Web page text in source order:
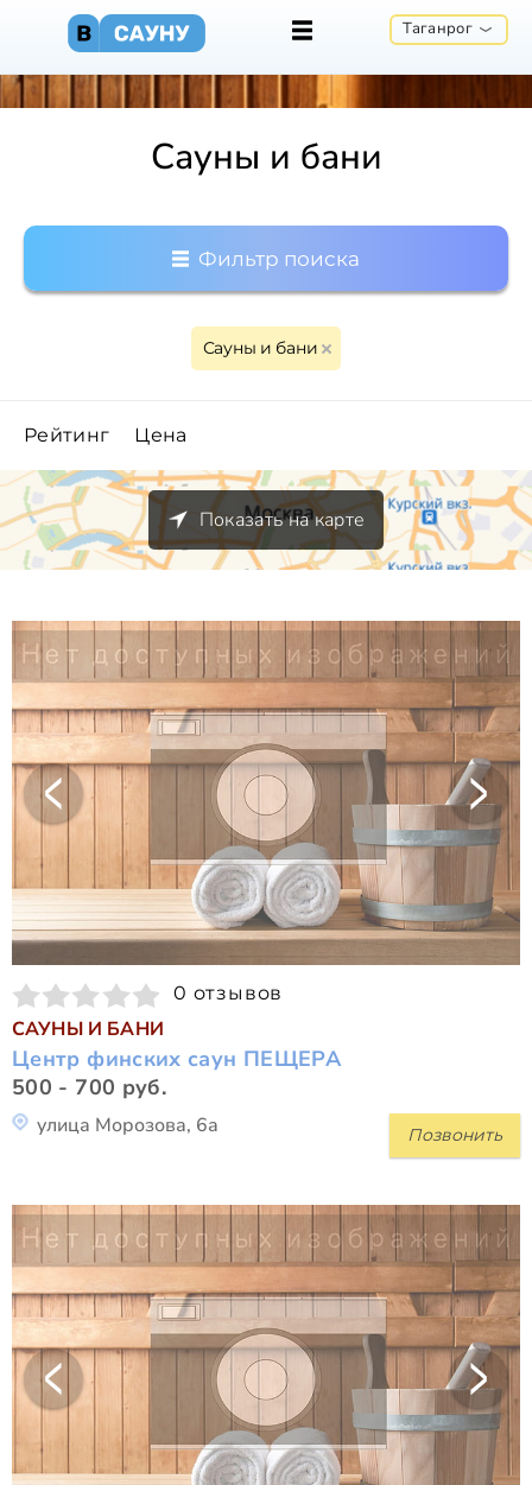
Таганрог
Сауны и бани
Фильтр поиска
Сауны и бани
Рейтинг Цена
Показать на карте
0 отзывов
САУНЫ И БАНИ
Центр финских саун ПЕЩЕРА
500 - 700 руб.
Позвонить
улица Морозова, 6а